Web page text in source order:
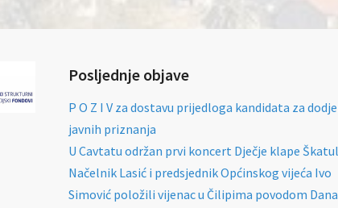
Posljednje objave
P O Z I V za dostavu prijedloga kandidata za
javnih priznanja
U Cavtatu održan prvi koncert Dječje klape
Načelnik Lasić i predsjednik Općinskog vijeća Ivo
Simović položili vijenac u Čilipima povodom Dana